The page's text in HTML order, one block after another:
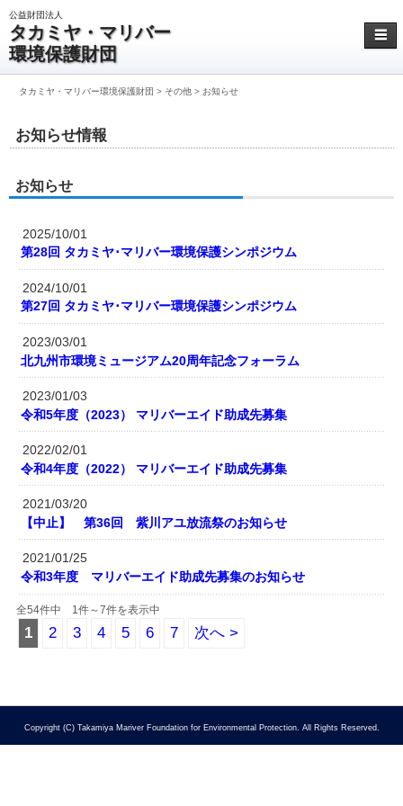
公益財団法人
タカミヤ・マリバー
環境保護財団
タカミヤ・マリバー環境保護財団 > その他 > お知らせ
お知らせ情報
お知らせ
2025/10/01
第28回 タカミヤ･マリバー環境保護シンポジウム
2024/10/01
第27回 タカミヤ･マリバー環境保護シンポジウム
2023/03/01
北九州市環境ミュージアム20周年記念フォーラム
2023/01/03
令和5年度（2023） マリバーエイド助成先募集
2022/02/01
令和4年度（2022） マリバーエイド助成先募集
2021/03/20
【中止】 第36回 紫川アユ放流祭のお知らせ
2021/01/25
令和3年度 マリバーエイド助成先募集のお知らせ
全54件中 1件～7件を表示中
1 2 3 4 5 6 7 次へ >
☰
Copyright (C) Takamiya Mariver Foundation for Environmental Protection. All Rights Reserved.